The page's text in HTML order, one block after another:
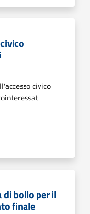
civico
bollo per il
finale